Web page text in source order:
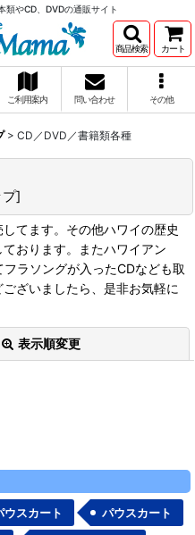
類やCD、DVDの通販サイト
商品検索 カート
ご利用案内 問い合わせ その他
> CD／DVD／書籍類各種
プ]
てます。その他ハワイの歴史
ております。またハワイアン
ラソングが入ったCDなども取
ざいましたら、是非お気軽に
表示順変更
む
ウスカート パウスカート